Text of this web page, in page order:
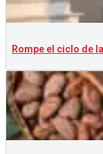
Rompe el ciclo de